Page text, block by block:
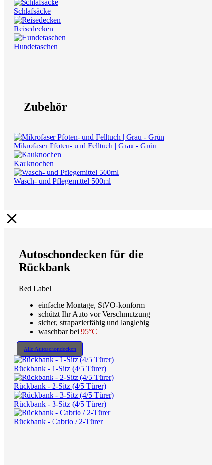
Schlafsäcke
Reisedecken
Hundetaschen
Zubehör
Mikrofaser Pfoten- und Felltuch | Grau - Grün
Kauknochen
Wasch- und Pflegemittel 500ml
Autoschondecken für die
Rückbank
Red Label
einfache Montage, StVO-konform
schützt Ihr Auto vor Verschmutzung
sicher, strapazierfähig und langlebig
waschbar bei 95°C
Alle Autoschondecken
Rückbank - 1-Sitz (4/5 Türer)
Rückbank - 2-Sitz (4/5 Türer)
Rückbank - 3-Sitz (4/5 Türer)
Rückbank - Cabrio / 2-Türer